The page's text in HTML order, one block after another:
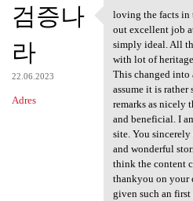
검증나
라
22.06.2023
Adres
loving the
loving the facts in
out excellent job
simply ideal. All
with lot of
This changed into
assume it is rather
remarks as nicely
and beneficial. I
site. You
and wonderful
think the content
thankyou on your
given such an